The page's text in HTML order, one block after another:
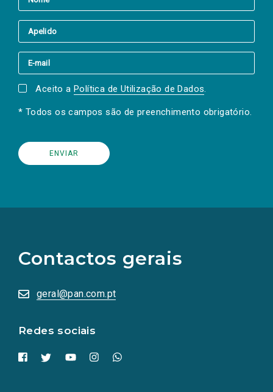
Aceito a Política de Utilização de Dados.
* Todos os campos são de preenchimento obrigatório.
Contactos gerais
geral@pan.com.pt
Redes sociais
redes
sociais
numa
nova